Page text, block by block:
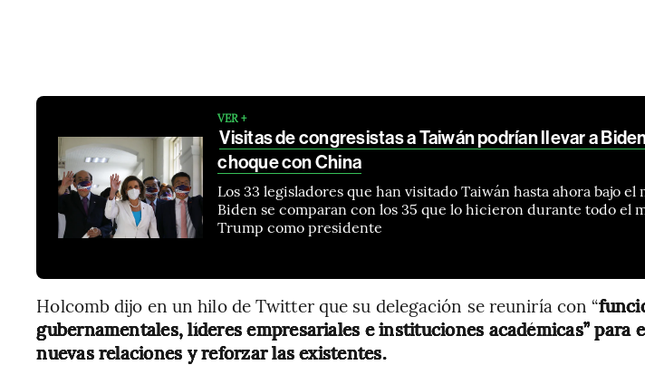
VER +
Visitas de congresistas a Taiwán podrían llevar a
choque con China
Los 33 legisladores que han visitado Taiwán hasta ahora bajo el
Biden se comparan con los 35 que lo hicieron durante todo el
Trump como presidente
Holcomb dijo en un hilo de Twitter que su delegación se reuniría con “
gubernamentales, líderes empresariales e instituciones académicas” para
nuevas relaciones y reforzar las existentes.